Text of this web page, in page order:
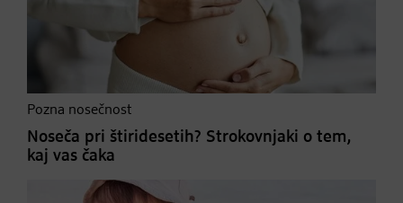
Pozna nosečnost
Noseča pri štiridesetih? Strokovnjaki o tem,
kaj vas čaka